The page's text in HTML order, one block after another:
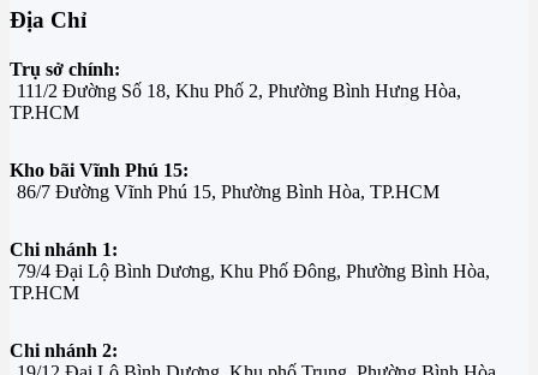
Địa Chỉ
Trụ sở chính:
111/2 Đường Số 18, Khu Phố 2, Phường Bình Hưng Hòa,
TP.HCM
Kho bãi Vĩnh Phú 15:
86/7 Đường Vĩnh Phú 15, Phường Bình Hòa, TP.HCM
Chi nhánh 1:
79/4 Đại Lộ Bình Dương, Khu Phố Đông, Phường Bình Hòa,
TP.HCM
Chi nhánh 2: